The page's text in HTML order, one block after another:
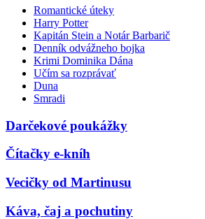
Romantické úteky
Harry Potter
Kapitán Stein a Notár Barbarič
Denník odvážneho bojka
Krimi Dominika Dána
Učím sa rozprávať
Duna
Smradi
Darčekové poukážky
Čítačky e-kníh
Vecičky od Martinusu
Káva, čaj a pochutiny